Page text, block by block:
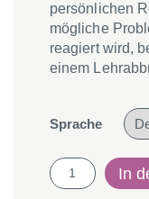
persönlichen
mögliche
reagiert wird,
einem
Sprache
laut
und
In